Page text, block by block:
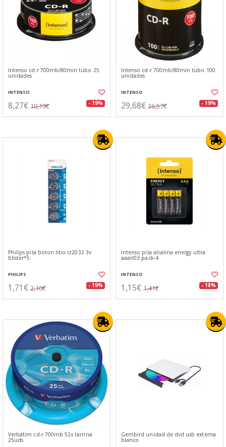
Intenso cd-r 700mb/80min tubo 25
unidades
INTENSO
8,27€ 10,19€ - 19%
Intenso cd-r 700mb/80min tubo 100
unidades
INTENSO
29,68€ 36,57€ - 19%
Philips pila boton litio cr2032 3v
blister*5
PHILIPS
1,71€ 2,10€ - 19%
Intenso pila alcalina energy ultra
aaalr03 pack-4
INTENSO
1,15€ 1,41€ - 18%
Verbatim cd-r 700mb 52x tarrina
25uds
Gembird unidad de dvd usb externa
blanco